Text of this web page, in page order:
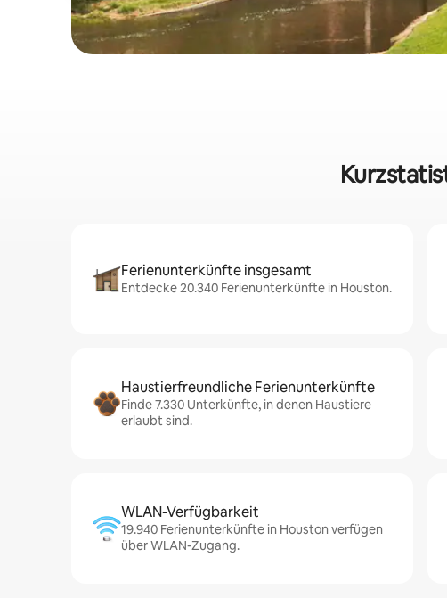
Ferienunterkünfte insgesamt
Entdecke 20.340 Ferienunterkünfte in Houston.
Haustierfreundliche Ferienunterkünfte
Finde 7.330 Unterkünfte, in denen Haustiere
erlaubt sind.
WLAN-Verfügbarkeit
19.940 Ferienunterkünfte in Houston verfügen
über WLAN-Zugang.